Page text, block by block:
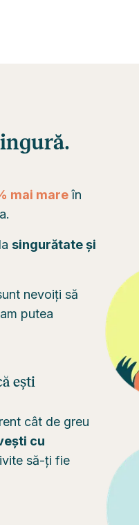
mai mareîn
singurătate și
nevoiți să
putea
ești
cât de greu
cu
să-ți fie